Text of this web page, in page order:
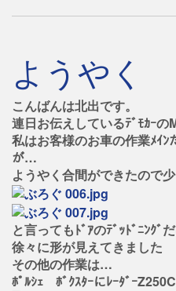
ようやく
こんばんは北出です。
連日お伝えしているﾃﾞﾓｶｰの
私はお客様のお車の作業ﾒｲﾝ
が…
ようやく合間ができたので
と言ってもﾄﾞｱのﾃﾞｯﾄﾞﾆﾝｸﾞ
徐々に形が見えてきました
その他の作業は…
ﾎﾟﾙｼｪ ﾎﾞｸｽﾀｰにﾚｰﾀﾞｰ